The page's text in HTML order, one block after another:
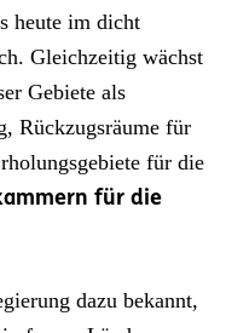
heute im dicht
Gleichzeitig wächst
Gebiete als
Rückzugsräume für
für die
für die
dazu bekannt,